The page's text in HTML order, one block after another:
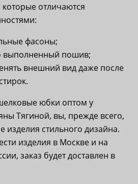
которые отличаются
фасоны;
выполненный пошив;
внешний вид даже после
юбки оптом у
Тягиной, вы, прежде всего,
изделия стильного дизайна.
изделия в Москве и на
заказ будет доставлен в